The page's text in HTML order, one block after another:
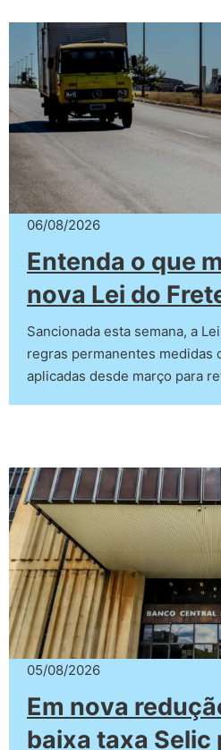
06/08/2026
Entenda o que
nova Lei do
Sancionada esta semana, a
regras permanentes medidas
aplicadas desde março para
05/08/2026
Em nova
baixa taxa Selic